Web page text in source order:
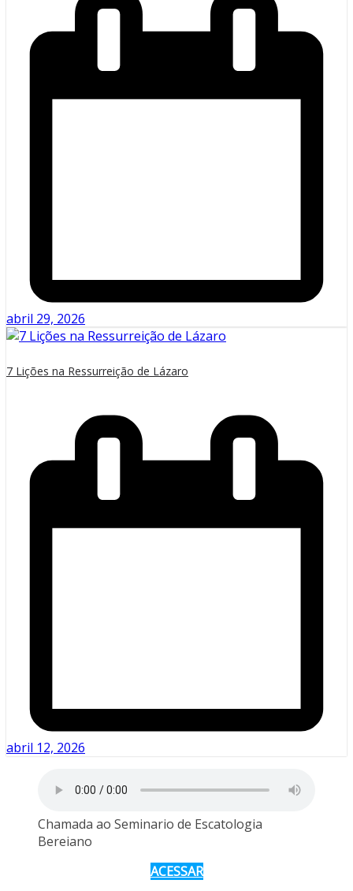
abril 29, 2026
7 Lições na Ressurreição de Lázaro
abril 12, 2026
Chamada ao Seminario de Escatologia
Bereiano
ACESSAR